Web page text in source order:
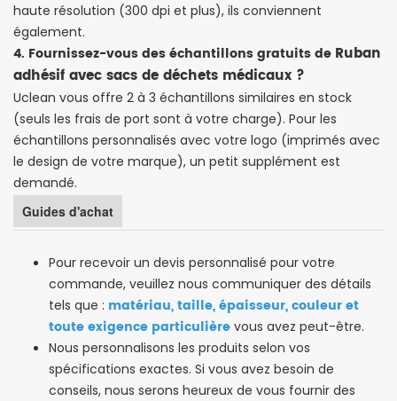
haute résolution (300 dpi et plus), ils conviennent
également.
4. Fournissez-vous des échantillons gratuits de Ruban
adhésif avec sacs de déchets médicaux ?
Uclean vous offre 2 à 3 échantillons similaires en stock
(seuls les frais de port sont à votre charge). Pour les
échantillons personnalisés avec votre logo (imprimés avec
le design de votre marque), un petit supplément est
demandé.
Guides d'achat
Pour recevoir un devis personnalisé pour votre
commande, veuillez nous communiquer des détails
tels que : matériau, taille, épaisseur, couleur et
toute exigence particulière vous avez peut-être.
Nous personnalisons les produits selon vos
spécifications exactes. Si vous avez besoin de
conseils, nous serons heureux de vous fournir des